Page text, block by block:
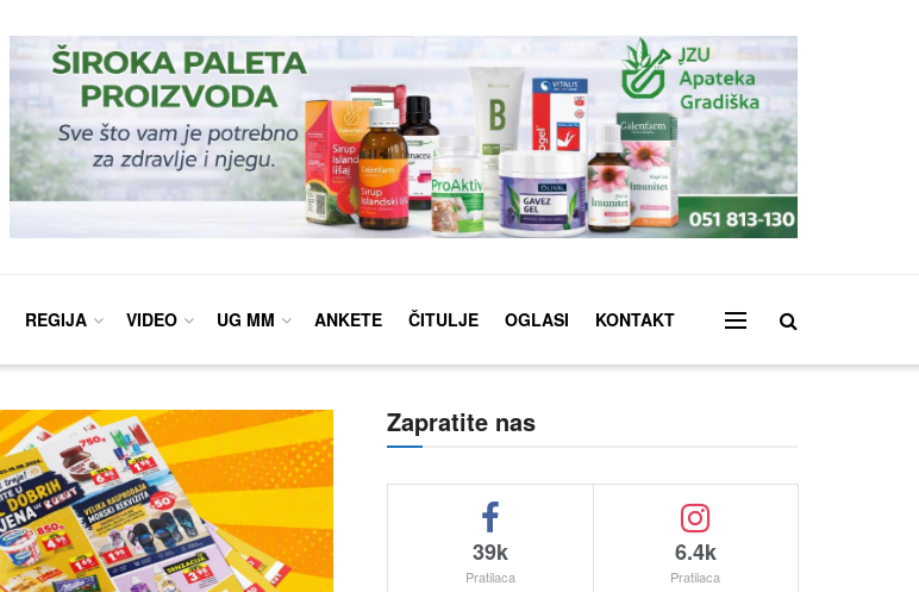
REGIJA VIDEO UG MM ANKETE ČITULJE OGLASI KONTAKT
Zapratite nas
39k
Pratilaca
6.4k
Pratilaca